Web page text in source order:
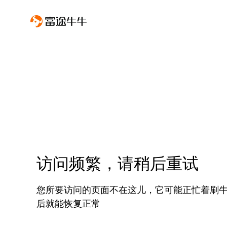
访问频繁，请稍后重试
您所要访问的页面不在这儿，它可能正忙着刷
后就能恢复正常